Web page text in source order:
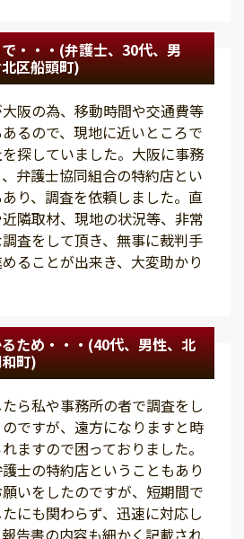
・・・(弁護士、30代、男
区船頭町)
阪の為、移動時間や交通費等
るので、現地に近いところで
探していました。大阪に事務
弁護士協同組合の特約店とい
り、調査を依頼しました。直
隣取材、現地の状況等、非常
査をして頂き、無事に裁判手
ることが出来き、大変助かり
ため・・・(40代、男性、北
町)
ら私や事務所の者で調査をし
ですが、遠方になりますと時
ますので困っておりました。
士の特約店ということもあり
いをしたのですが、短期間で
にも関わらず、迅速に対応し
告書の内容も細かく記載され